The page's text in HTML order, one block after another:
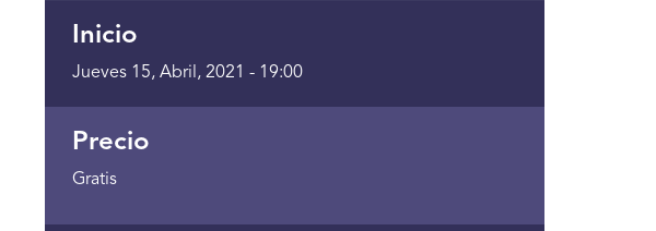
Inicio
Jueves 15, Abril, 2021 - 19:00
Precio
Gratis